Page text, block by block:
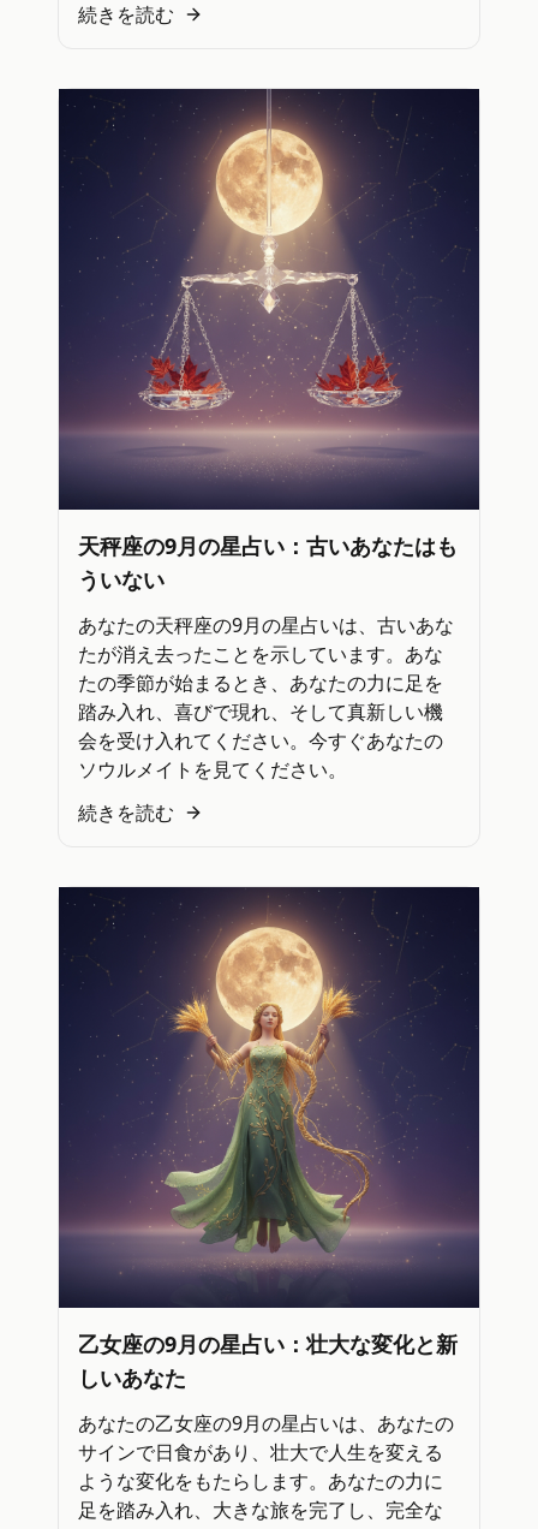
続きを読む
天秤座の9月の星占い：古いあなたはも
ういない
あなたの天秤座の9月の星占いは、古いあな
たが消え去ったことを示しています。あな
たの季節が始まるとき、あなたの力に足を
踏み入れ、喜びで現れ、そして真新しい機
会を受け入れてください。今すぐあなたの
ソウルメイトを見てください。
続きを読む
乙女座の9月の星占い：壮大な変化と新
しいあなた
あなたの乙女座の9月の星占いは、あなたの
サインで日食があり、壮大で人生を変える
ような変化をもたらします。あなたの力に
足を踏み入れ、大きな旅を完了し、完全な